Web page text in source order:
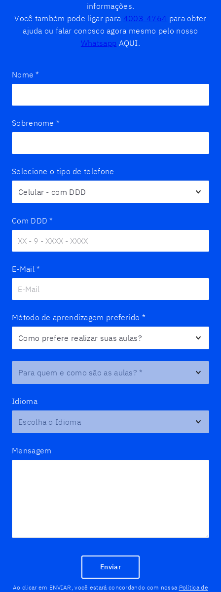
informações.
Você também pode ligar para 4003-4764 para obter
ajuda ou falar conosco agora mesmo pelo nosso
Whatsapp AQUI.
Nome *
Sobrenome *
Selecione o tipo de telefone
Com DDD *
E-Mail *
Método de aprendizagem preferido *
Idioma
Mensagem
Enviar
Ao clicar em ENVIAR, você estará concordando com nossa Política de